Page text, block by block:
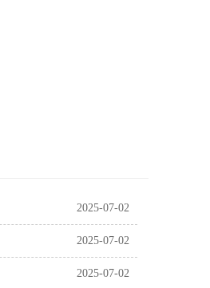
2025-07-02
2025-07-02
2025-07-02